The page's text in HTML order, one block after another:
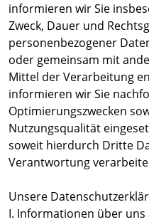
informieren wir Sie
Zweck, Dauer und
personenbezogener
oder gemeinsam mit
Mittel der Verarbeitung
informieren wir Sie
Optimierungszwecken
Nutzungsqualität
soweit hierdurch Dritte
Verantwortung
Unsere
I. Informationen über